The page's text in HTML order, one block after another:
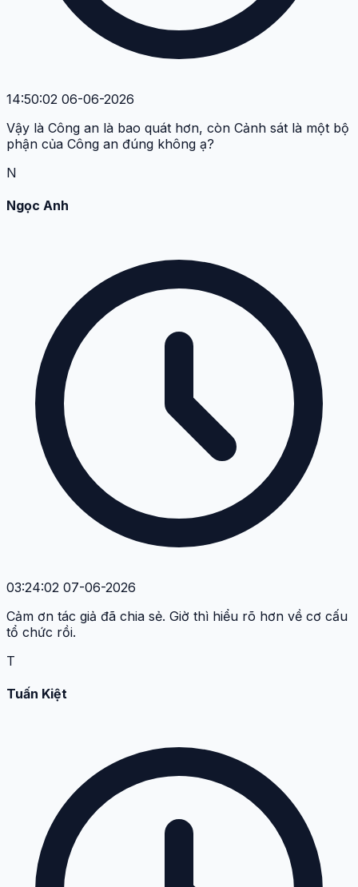
14:50:02 06-06-2026
Vậy là Công an là bao quát hơn, còn Cảnh sát là một bộ
phận của Công an đúng không ạ?
N
Ngọc Anh
03:24:02 07-06-2026
Cảm ơn tác giả đã chia sẻ. Giờ thì hiểu rõ hơn về cơ cấu
tổ chức rồi.
T
Tuấn Kiệt